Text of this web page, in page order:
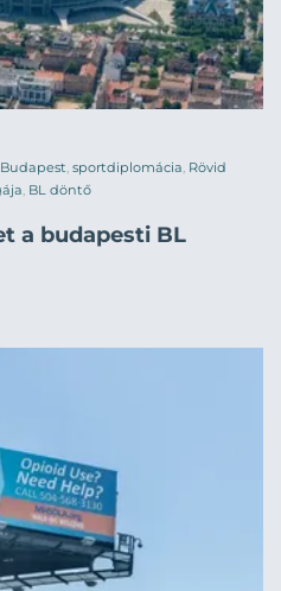
Budapest sportdiplomácia Rövid
BL döntő
a budapesti BL